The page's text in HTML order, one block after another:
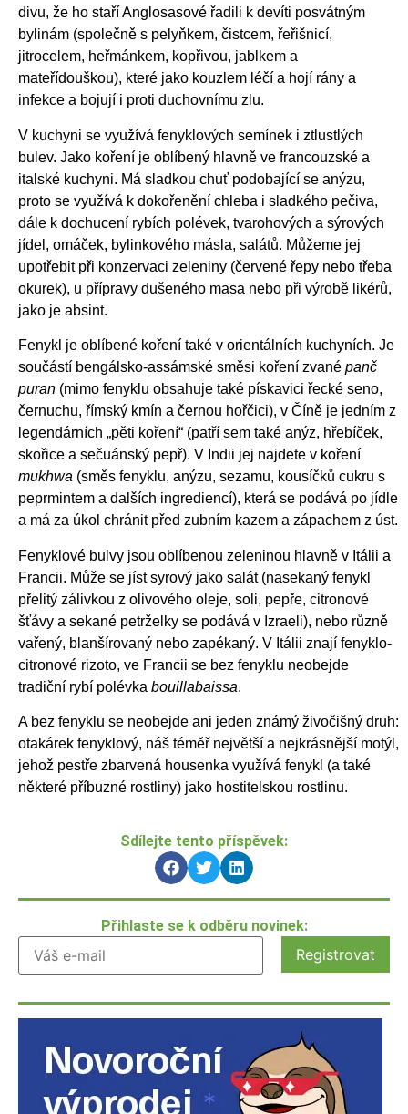
divu, že ho staří Anglosasové řadili k devíti posvátným
bylinám (společně s pelyňkem, čistcem, řeřišnicí,
jitrocelem, heřmánkem, kopřivou, jablkem a
mateřídouškou), které jako kouzlem léčí a hojí rány a
infekce a bojují i proti duchovnímu zlu.
V kuchyni se využívá fenyklových semínek i ztlustlých
bulev. Jako koření je oblíbený hlavně ve francouzské a
italské kuchyni. Má sladkou chuť podobající se anýzu,
proto se využívá k dokořenění chleba i sladkého pečiva,
dále k dochucení rybích polévek, tvarohových a sýrových
jídel, omáček, bylinkového másla, salátů. Můžeme jej
upotřebit při konzervaci zeleniny (červené řepy nebo třeba
okurek), u přípravy dušeného masa nebo při výrobě likérů,
jako je absint.
Fenykl je oblíbené koření také v orientálních kuchyních. Je
součástí bengálsko-assámské směsi koření zvané panč
puran (mimo fenyklu obsahuje také pískavici řecké seno,
černuchu, římský kmín a černou hořčici), v Číně je jedním z
legendárních „pěti koření“ (patří sem také anýz, hřebíček,
skořice a sečuánský pepř). V Indii jej najdete v koření
mukhwa (směs fenyklu, anýzu, sezamu, kousíčků cukru s
peprmintem a dalších ingrediencí), která se podává po jídle
a má za úkol chránit před zubním kazem a zápachem z úst.
Fenyklové bulvy jsou oblíbenou zeleninou hlavně v Itálii a
Francii. Může se jíst syrový jako salát (nasekaný fenykl
přelitý zálivkou z olivového oleje, soli, pepře, citronové
šťávy a sekané petrželky se podává v Izraeli), nebo různě
vařený, blanšírovaný nebo zapékaný. V Itálii znají fenyklo-
citronové rizoto, ve Francii se bez fenyklu neobejde
tradiční rybí polévka bouillabaissa.
A bez fenyklu se neobejde ani jeden známý živočišný druh:
otakárek fenyklový, náš téměř největší a nejkrásnější motýl,
jehož pestře zbarvená housenka využívá fenykl (a také
některé příbuzné rostliny) jako hostitelskou rostlinu.
Sdílejte tento příspěvek:
Přihlaste se k odběru novinek: